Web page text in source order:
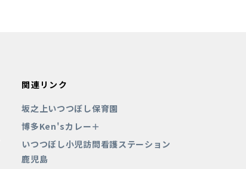
関連リンク
坂之上いつつぼし保育園
博多Ken'sカレー＋
いつつぼし小児訪問看護ステーション
鹿児島